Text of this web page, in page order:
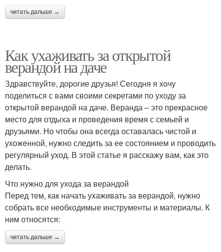
читать дальше →
Как ухаживать за открытой
верандой на даче
Здравствуйте, дорогие друзья! Сегодня я хочу
поделиться с вами своими секретами по уходу за
открытой верандой на даче. Веранда – это прекрасное
место для отдыха и проведения время с семьей и
друзьями. Но чтобы она всегда оставалась чистой и
ухоженной, нужно следить за ее состоянием и проводить
регулярный уход. В этой статье я расскажу вам, как это
делать.
Что нужно для ухода за верандой
Перед тем, как начать ухаживать за верандой, нужно
собрать все необходимые инструменты и материалы. К
ним относятся:
читать дальше →